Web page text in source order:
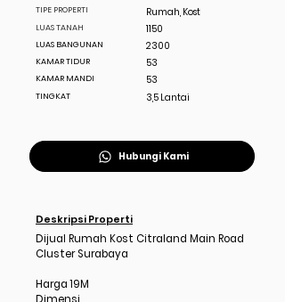
TIPE PROPERTI
LUAS TANAH
LUAS BANGUNAN
KAMAR TIDUR
KAMAR MANDI
TINGKAT
Rumah, Kost
1150
2300
53
53
3,5 Lantai
Hubungi Kami
Deskripsi Properti
Dijual Rumah Kost Citraland Main Road
Cluster Surabaya
Harga 19M